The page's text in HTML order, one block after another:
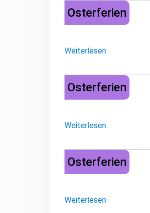
Osterferien
Osterferien
Weiterlesen
Osterferien
Osterferien
Weiterlesen
Osterferien
Osterferien
Weiterlesen